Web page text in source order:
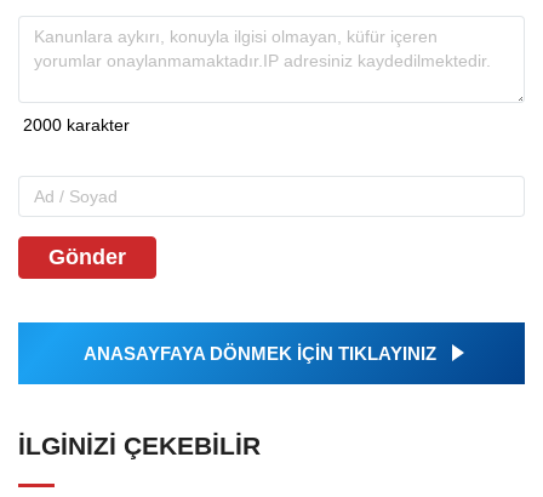
Gönder
ANASAYFAYA DÖNMEK İÇİN TIKLAYINIZ
İLGINIZI ÇEKEBILIR